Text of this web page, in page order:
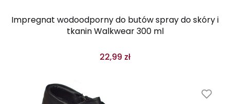
Impregnat wodoodporny do butów spray do skóry i
tkanin Walkwear 300 ml
22,99 zł